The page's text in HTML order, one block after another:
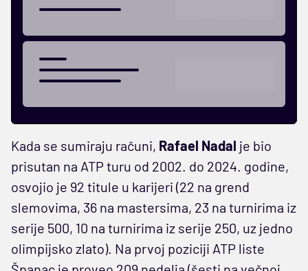
Kada se sumiraju računi, Rafael Nadal je bio
prisutan na ATP turu od 2002. do 2024. godine,
osvojio je 92 titule u karijeri (22 na grend
slemovima, 36 na mastersima, 23 na turnirima iz
serije 500, 10 na turnirima iz serije 250, uz jedno
olimpijsko zlato). Na prvoj poziciji ATP liste